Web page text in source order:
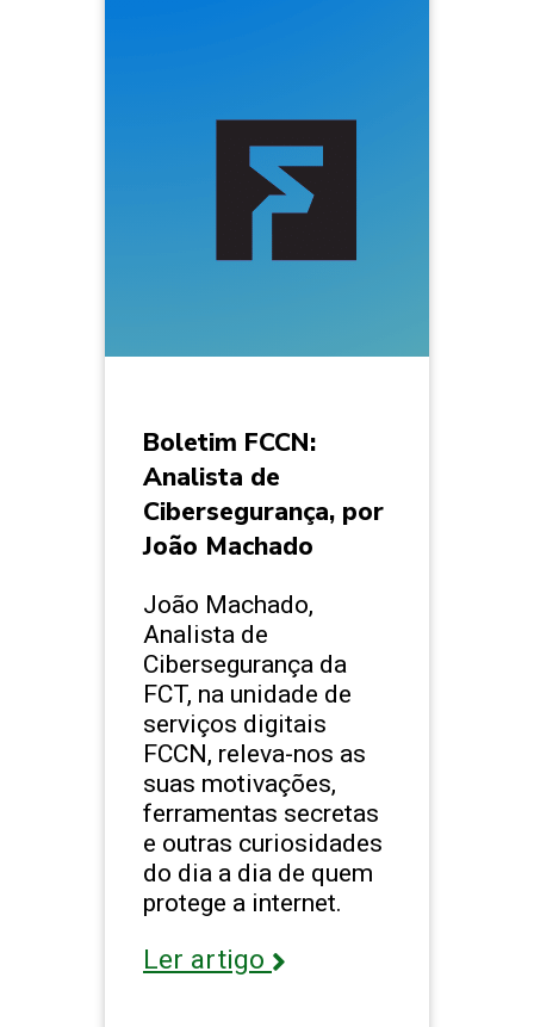
Boletim FCCN:
Analista de
Cibersegurança, por
João Machado
João Machado,
Analista de
Cibersegurança da
FCT, na unidade de
serviços digitais
FCCN, releva-nos as
suas motivações,
ferramentas secretas
e outras curiosidades
do dia a dia de quem
protege a internet.
Ler artigo